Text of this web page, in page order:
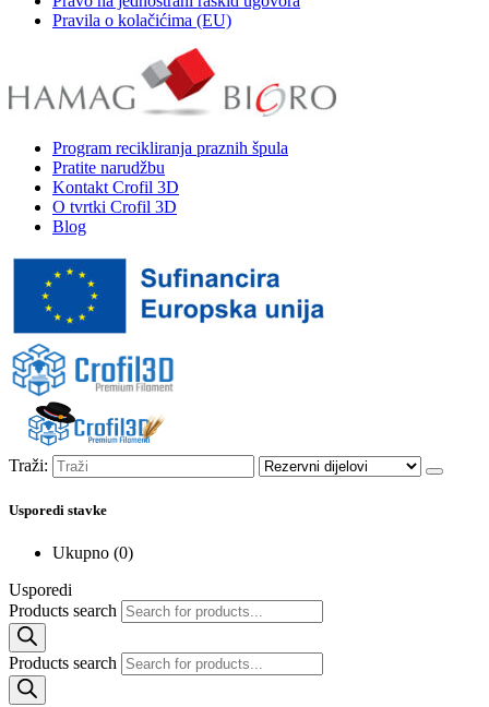
Pravila o kolačićima (EU)
Program recikliranja praznih špula
Pratite narudžbu
Kontakt Crofil 3D
O tvrtki Crofil 3D
Blog
Traži:
Usporedi stavke
Ukupno (0)
Usporedi
Products search
Products search